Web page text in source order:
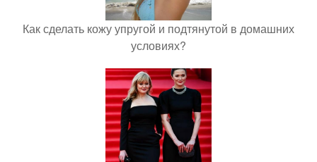
Как сделать кожу упругой и подтянутой в домашних
условиях?